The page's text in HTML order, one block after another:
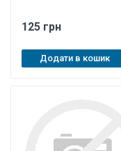
125 грн
Додати в кошик